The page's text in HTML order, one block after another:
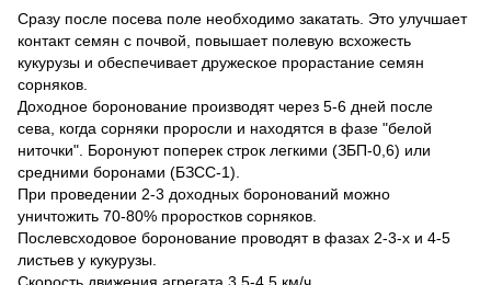
Сразу после посева поле необходимо закатать. Это улучшает
контакт семян с почвой, повышает полевую всхожесть
кукурузы и обеспечивает дружеское прорастание семян
сорняков.
Доходное боронование производят через 5-6 дней после
сева, когда сорняки проросли и находятся в фазе "белой
ниточки". Боронуют поперек строк легкими (ЗБП-0,6) или
средними боронами (БЗСС-1).
При проведении 2-3 доходных боронований можно
уничтожить 70-80% проростков сорняков.
Послевсходовое боронование проводят в фазах 2-3-х и 4-5
листьев у кукурузы.